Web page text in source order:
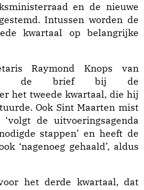
en de nieuwe
Intussen worden de
kwartaal op belangrijke
Raymond Knops van
in de brief bij de
het tweede kwartaal, die hij
Ook Sint Maarten mist
de uitvoeringsagenda
stappen’ en heeft de
‘nagenoeg gehaald’, aldus
het derde kwartaal, dat